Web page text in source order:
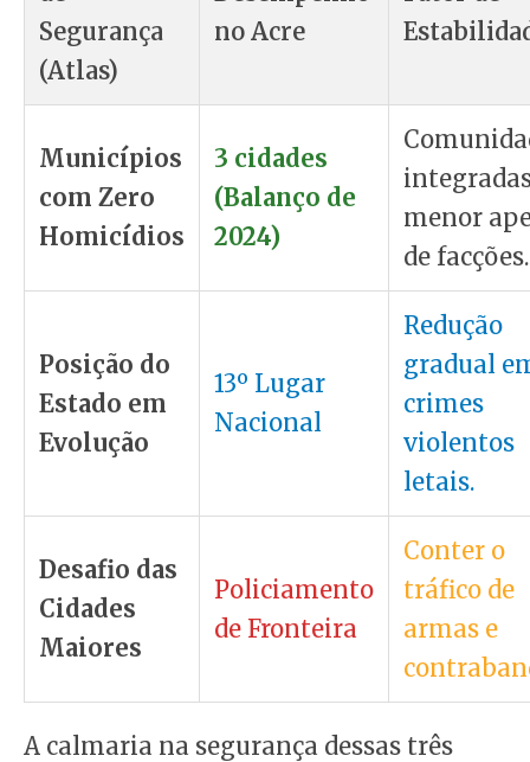
Segurança
(Atlas)
no Acre
Municípios
com Zero
Homicídios
3 cidades
(Balanço de
2024)
menor
de facções.
Posição do
Estado em
Evolução
13º Lugar
Nacional
Redução
gradual
crimes
violentos
letais.
Desafio das
Cidades
Maiores
Policiamento
de Fronteira
Conter o
tráfico de
armas e
A calmaria na segurança dessas três